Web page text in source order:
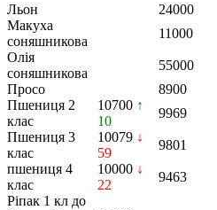
Льон
24000
Макуха
соняшникова
11000
Олія
соняшникова
55000
Просо
8900
Пшениця 2
клас
10700 ↑
10
9969
Пшениця 3
клас
10079 ↓
59
9801
пшениця 4
клас
10000 ↓
22
9463
Ріпак 1 кл до